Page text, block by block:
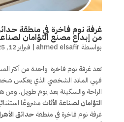
غرفة نوم فاخرة في منطقة
من إبداع مصنع التؤامان
بواسطة ahmed elsafir
| فبراير 12, 2025
تعد غرفة نوم فاخرة واحدة من أكثر
فهي الملاذ الشخصي الذي يعكس
الراحة والسكينة بعد يوم طويل. ومن
التؤامان لصناعة الأثاثمشروعًا
غرفة نوم فاخرة في منطقةحدائق